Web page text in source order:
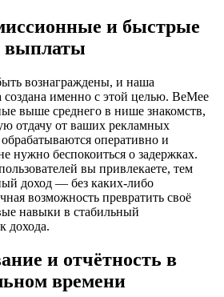
и быстрые
выплаты
вознаграждены, и наша
создана именно с этой целью. BeMee
выше среднего в нише знакомств,
отдачу от ваших рекламных
оперативно и
нужно беспокоиться о задержках.
вы привлекаете, тем
доход — без каких-либо
возможность превратить своё
навыки в стабильный
дохода.
и отчётность в
времени